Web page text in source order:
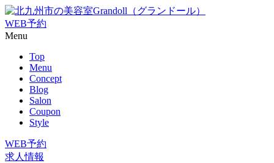
WEB予約
Menu
Top
Menu
Concept
Blog
Salon
Coupon
Style
WEB予約
求人情報